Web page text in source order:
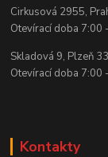
Cirkusová 2955,
Otevírací doba 7:00
Skladová 9, Plzeň
Otevírací doba 7:00
Kontakty